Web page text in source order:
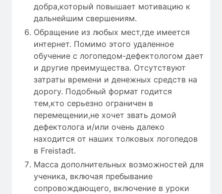
добра,который повышает мотивацию к
дальнейшим свершениям.
Обращение из любых мест,где имеется
интернет. Помимо этого удаленное
обучение с логопедом-дефектологом дает
и другие преимущества. Отсутствуют
затраты времени и денежных средств на
дорогу. Подобный формат годится
тем,кто серьезно ограничен в
перемещении,не хочет звать домой
дефектолога и/или очень далеко
находится от наших толковых логопедов
в Freistadt.
Масса дополнительных возможностей для
ученика, включая пребывание
сопровождающего, включение в уроки